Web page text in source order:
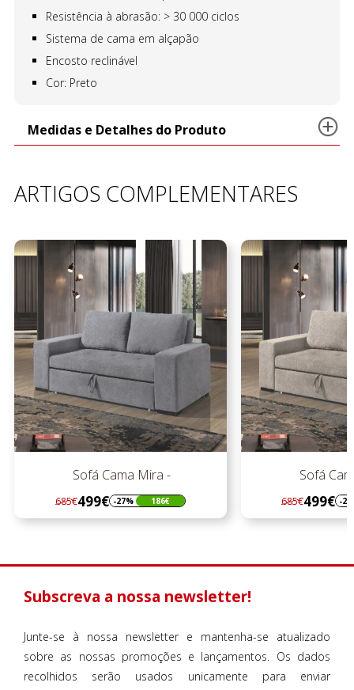
Resistência à abrasão: > 30 000 ciclos
Sistema de cama em alçapão
Encosto reclinável
Cor: Preto
Medidas e Detalhes do Produto
ARTIGOS COMPLEMENTARES
Sofá Cama Mira -
Regular
preço
685€499€
Preço -27% 186€
Sofá
Regular
preço
1079€809€
Preço -
Subscreva a nossa newsletter!
Junte-se à nossa newsletter e mantenha-se atualizado
sobre as nossas promoções e lançamentos. Os dados
recolhidos serão usados unicamente para enviar